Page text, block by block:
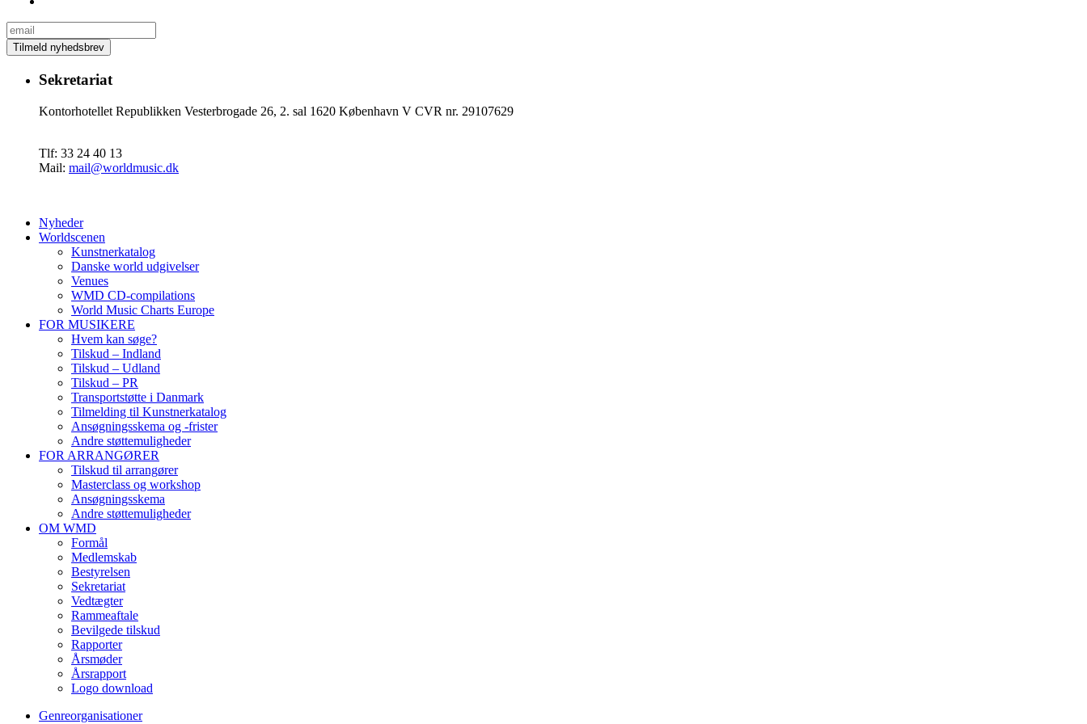
Sekretariat
Kontorhotellet Republikken Vesterbrogade 26, 2. sal 1620 København V CVR nr. 29107629
Tlf: 33 24 40 13
Mail: mail@worldmusic.dk
Nyheder
Worldscenen
Kunstnerkatalog
Danske world udgivelser
Venues
WMD CD-compilations
World Music Charts Europe
FOR MUSIKERE
Hvem kan søge?
Tilskud – Indland
Tilskud – Udland
Tilskud – PR
Transportstøtte i Danmark
Tilmelding til Kunstnerkatalog
Ansøgningsskema og -frister
Andre støttemuligheder
FOR ARRANGØRER
Tilskud til arrangører
Masterclass og workshop
Ansøgningsskema
Andre støttemuligheder
OM WMD
Formål
Medlemskab
Bestyrelsen
Sekretariat
Vedtægter
Rammeaftale
Bevilgede tilskud
Rapporter
Årsmøder
Årsrapport
Logo download
Genreorganisationer